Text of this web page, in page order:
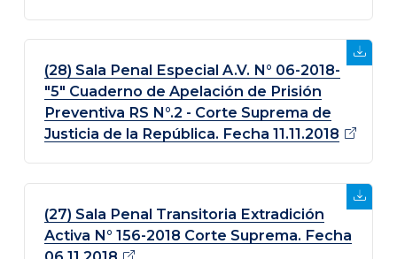
(28) Sala Penal Especial A.V. N° 06-2018-
"5" Cuaderno de Apelación de Prisión
Preventiva RS N°.2 - Corte Suprema de
Justicia de la República. Fecha 11.11.2018
(27) Sala Penal Transitoria Extradición
Activa N° 156-2018 Corte Suprema. Fecha